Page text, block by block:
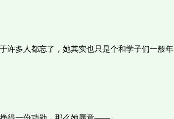
多人都忘了，她其实也只是个和学子们一般年